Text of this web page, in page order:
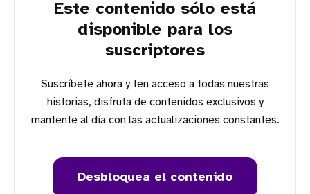
Este contenido sólo está
disponible para los
suscriptores
Suscríbete ahora y ten acceso a todas nuestras
historias, disfruta de contenidos exclusivos y
mantente al día con las actualizaciones constantes.
Desbloquea el contenido